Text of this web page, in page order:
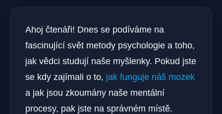
Ahoj čtenáři! Dnes se podíváme na
fascinující svět metody psychologie a toho,
jak vědci studují naše myšlenky. Pokud jste
se kdy zajímali o to, jak funguje náš mozek
a jak jsou zkoumány naše mentální
procesy, pak jste na správném místě.